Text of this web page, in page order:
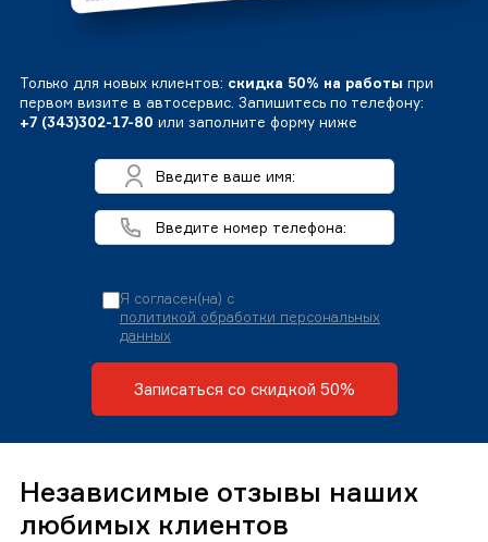
Только для новых клиентов: скидка 50% на работы при
первом визите в автосервис. Запишитесь по телефону:
+7 (343)302-17-80 или заполните форму ниже
Я согласен(на) с
политикой обработки персональных
данных
Записаться со скидкой 50%
Независимые отзывы наших
любимых клиентов